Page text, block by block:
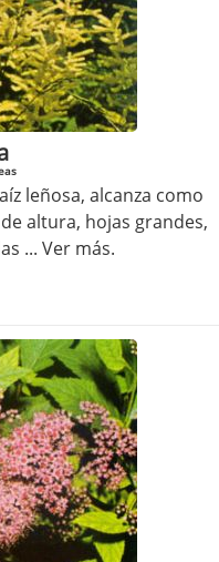
leñosa, alcanza como
altura, hojas grandes,
... Ver más.